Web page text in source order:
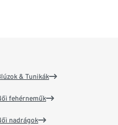
& Tunikák
fehérneműk
nadrágok